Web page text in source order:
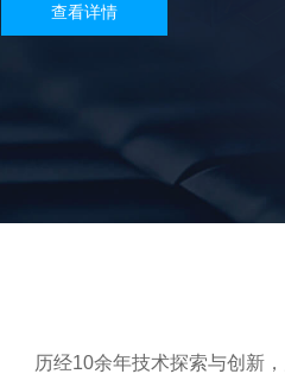
查看详情
历经10余年技术探索与创新